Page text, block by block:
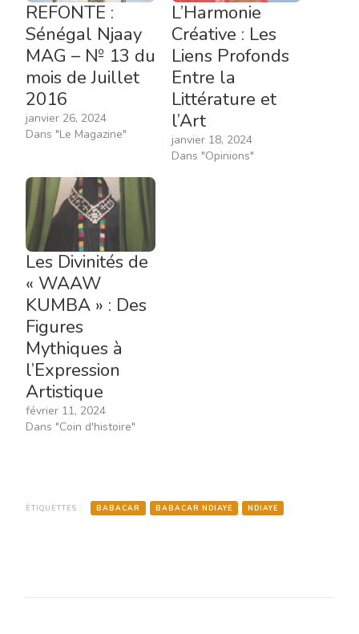
REFONTE :
Sénégal Njaay
MAG – № 13 du
mois de Juillet
2016
janvier 26, 2024
Dans "Le Magazine"
L’Harmonie
Créative : Les
Liens Profonds
Entre la
Littérature et
l’Art
janvier 18, 2024
Dans "Opinions"
Les Divinités de
« WAAW
KUMBA » : Des
Figures
Mythiques à
l’Expression
Artistique
février 11, 2024
Dans "Coin d'histoire"
ÉTIQUETTES : BABACAR BABACAR NDIAYE NDIAYE